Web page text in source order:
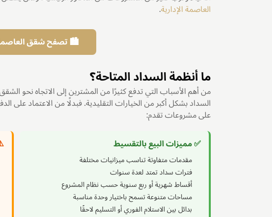
العاصمة الإدارية.
🏙️ تصفح شقق العاصمة
ما أنظمة السداد المتاحة؟
من أهم الأسباب التي تدفع كثيرًا من المشترين إلى الاتجاه نحو
السداد بشكل أكبر من الخيارات التقليدية. فبدلًا من الاعتماد على
على مشروعات تقدم:
✅ مميزات البيع بالتقسيط
مقدمات متفاوتة تناسب ميزانيات مختلفة
فترات سداد تمتد لعدة سنوات
أقساط شهرية أو ربع سنوية حسب نظام المشروع
مساحات متنوعة تسمح باختيار وحدة مناسبة
بدائل بين الاستلام الفوري أو التسليم لاحقًا